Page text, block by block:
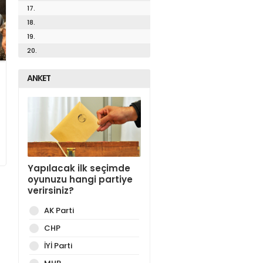
17.
18.
19.
20.
ANKET
Yapılacak ilk seçimde
oyunuzu hangi partiye
verirsiniz?
AK Parti
CHP
İYİ Parti